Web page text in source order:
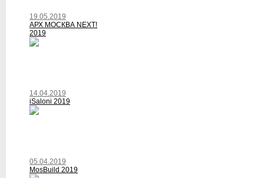
19.05.2019
АРХ МОСКВА NEXT!
2019
14.04.2019
iSaloni 2019
05.04.2019
MosBuild 2019